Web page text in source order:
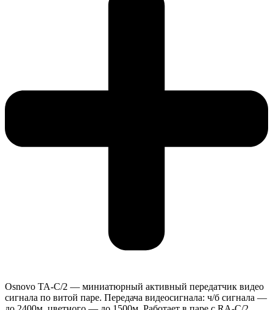
Osnovo TA-C/2 — миниатюрный активный передатчик видео
сигнала по витой паре. Передача видеосигнала: ч/б сигнала —